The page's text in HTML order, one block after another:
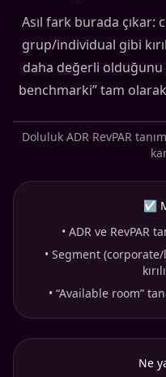
Asıl fark burada
grup/individual gibi
daha değerli
benchmarki” tam olarak
Doluluk ADR RevPAR
☑
• ADR ve RevPAR
• Segment
• “Available room”
Ne